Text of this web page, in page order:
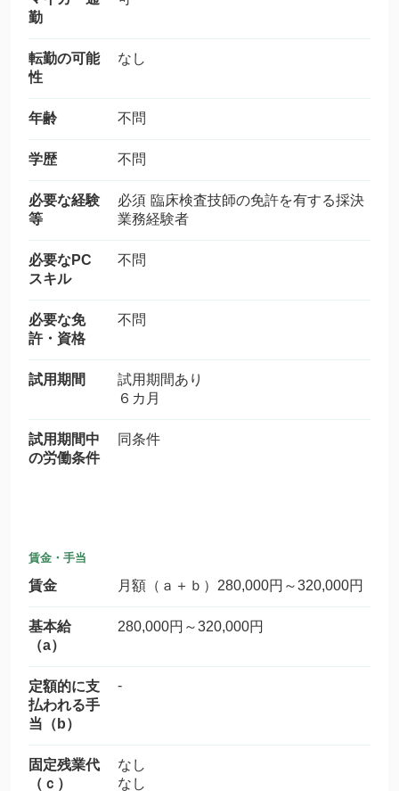
勤
転勤の可能
性
なし
年齢 不問
学歴 不問
必要な経験
等
必須 臨床検査技師の免許を有する採決
業務経験者
必要なPC
スキル
不問
必要な免
許・資格
不問
試用期間
試用期間あり
６カ月
試用期間中
の労働条件
同条件
賃金・手当
賃金 月額（ａ＋ｂ）280,000円～320,000円
基本給
（a）
280,000円～320,000円
定額的に支
払われる手
当（b）
-
固定残業代
（ｃ）
なし
なし